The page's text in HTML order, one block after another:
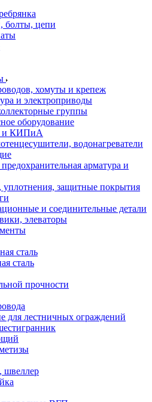
болты, цепи
хомуты и крепеж
и электроприводы
группы
оборудование
и КИПиА
водонагреватели
арматура и
уплотнения, защитные покрытия
и соединительные детали
элеваторы
сталь
сталь
прочности
для лестничных ограждений
швеллер